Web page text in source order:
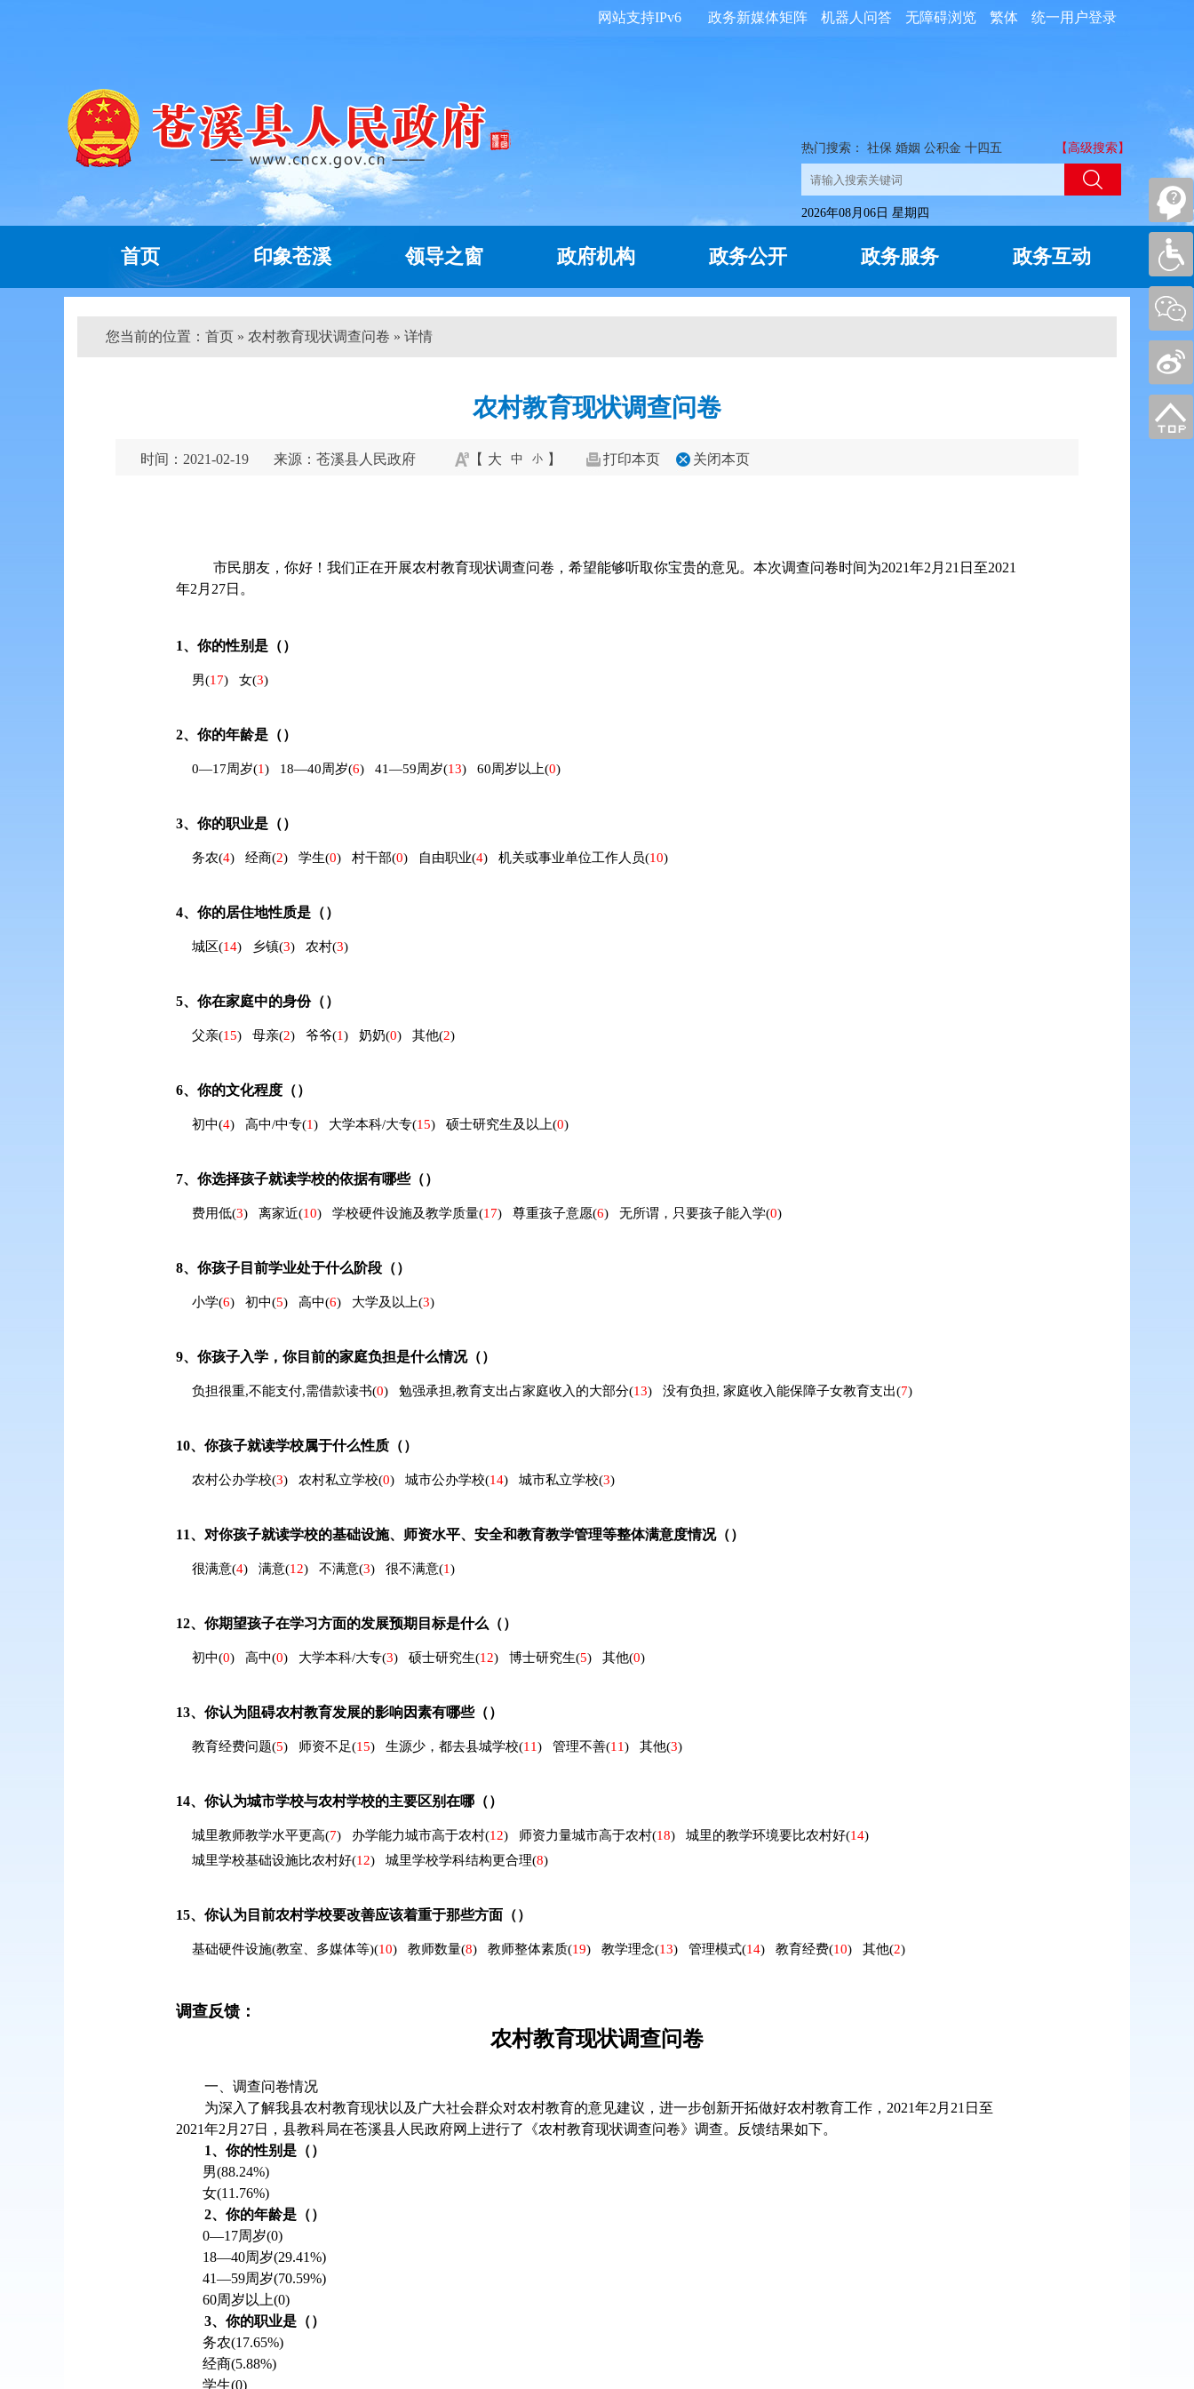
统一用户登录
繁体
无障碍浏览
机器人问答
政务新媒体矩阵
网站支持IPv6
热门搜索： 社保 婚姻 公积金 十四五 【高级搜索】
2026年08月06日 星期四
首页 印象苍溪 领导之窗 政府机构 政务公开 政务服务 政务互动
您当前的位置： 首页 » 农村教育现状调查问卷 » 详情
农村教育现状调查问卷
时间：2021-02-19 来源：苍溪县人民政府 【 大 中 小 】 打印本页 关闭本页
市民朋友，你好！我们正在开展农村教育现状调查问卷，希望能够听取你宝贵的意见。本次调查问卷时间为2021年2 月 21 日至2021
年2 月 27日。
1、 你的性别是（）
男(17) 女(3)
2、 你的年龄是（）
0—17周岁(1) 18—40周岁(6) 41—59周岁(13) 60周岁以上(0)
3、 你的职业是（）
务农(4) 经商(2) 学生(0) 村干部(0) 自由职业(4) 机关或事业单位工作人员(10)
4、 你的居住地性质是（）
城区(14) 乡镇(3) 农村(3)
5、 你在家庭中的身份（）
父亲(15) 母亲(2) 爷爷(1) 奶奶(0) 其他(2)
6、 你的文化程度（）
初中(4) 高中/中专(1) 大学本科/大专(15) 硕士研究生及以上(0)
7、 你选择孩子就读学校的依据有哪些（）
费用低(3) 离家近(10) 学校硬件设施及教学质量(17) 尊重孩子意愿(6) 无所谓，只要孩子能入学(0)
8、 你孩子目前学业处于什么阶段（）
小学(6) 初中(5) 高中(6) 大学及以上(3)
9、 你孩子入学，你目前的家庭负担是什么情况（）
负担很重,不能支付,需借款读书(0) 勉强承担,教育支出占家庭收入的大部分(13) 没有负担, 家庭收入能保障子女教育支出(7)
10、 你孩子就读学校属于什么性质（）
农村公办学校(3) 农村私立学校(0) 城市公办学校(14) 城市私立学校(3)
11、 对你孩子就读学校的基础设施、师资水平、安全和教育教学管理等整体满意度情况（）
很满意(4) 满意(12) 不满意(3) 很不满意(1)
12、 你期望孩子在学习方面的发展预期目标是什么（）
初中(0) 高中(0) 大学本科/大专(3) 硕士研究生(12) 博士研究生(5) 其他(0)
13、 你认为阻碍农村教育发展的影响因素有哪些（）
教育经费问题(5) 师资不足(15) 生源少，都去县城学校(11) 管理不善(11) 其他(3)
14、 你认为城市学校与农村学校的主要区别在哪（）
城里教师教学水平更高(7) 办学能力城市高于农村(12) 师资力量城市高于农村(18) 城里的教学环境要比农村好(14)
城里学校基础设施比农村好(12) 城里学校学科结构更合理(8)
15、 你认为目前农村学校要改善应该着重于那些方面（）
基础硬件设施(教室、多媒体等)(10) 教师数量(8) 教师整体素质(19) 教学理念(13) 管理模式(14) 教育经费(10) 其他(2)
调查反馈：
农村教育现状调查问卷
一、调查问卷情况
为深入了解我县农村教育现状以及广大社会群众对农村教育的意见建议，进一步创新开拓做好农村教育工作，2021年2月21日至
2021年2月27日，县教科局在苍溪县人民政府网上进行了《农村教育现状调查问卷》调查。反馈结果如下。
1、你的性别是（）
男(88.24%)
女(11.76%)
2、你的年龄是（）
0—17周岁(0)
18—40周岁(29.41%)
41—59周岁(70.59%)
60周岁以上(0)
3、你的职业是（）
务农(17.65%)
经商(5.88%)
学生(0)